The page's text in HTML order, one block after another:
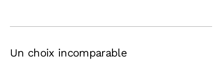
Un choix incomparable